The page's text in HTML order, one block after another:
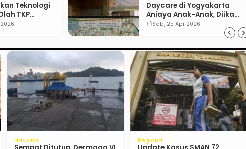
Teknologi
TKP
Bekasi
Daycare di Yogyakarta
Aniaya Anak-Anak, Diikat
Hingga Lebam
calendar_monthSab, 25 Apr 2026
Ekonomi Nasional